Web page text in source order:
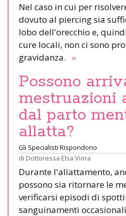
Nel caso in cui per
dovuto al piercing sia
lobo dell'orecchio e,
cure locali, non ci sono
gravidanza. »
Possono
mestruazioni
dal parto
allatta?
Gli Specialisti Rispondono
di Dottoressa Elsa Viora
Durante l'allattamento,
possono sia ritornare le
verificarsi episodi di
sanguinamenti